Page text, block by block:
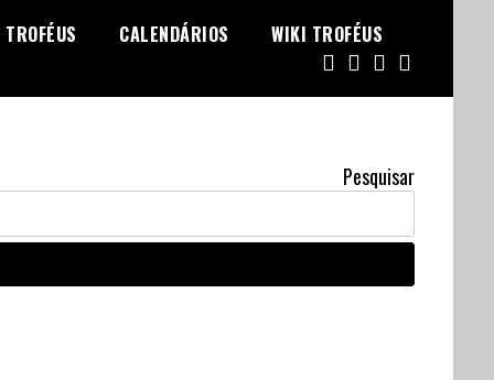
TROFÉUS CALENDÁRIOS WIKI TROFÉUS
Pesquisar